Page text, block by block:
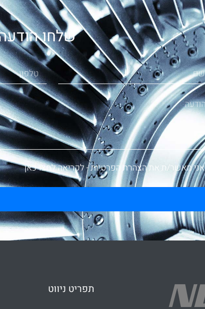
שלחו
אני מאשר/ת את הצהרת הפרטיות -לקריאה לחצו כאן
תפריט ניווט